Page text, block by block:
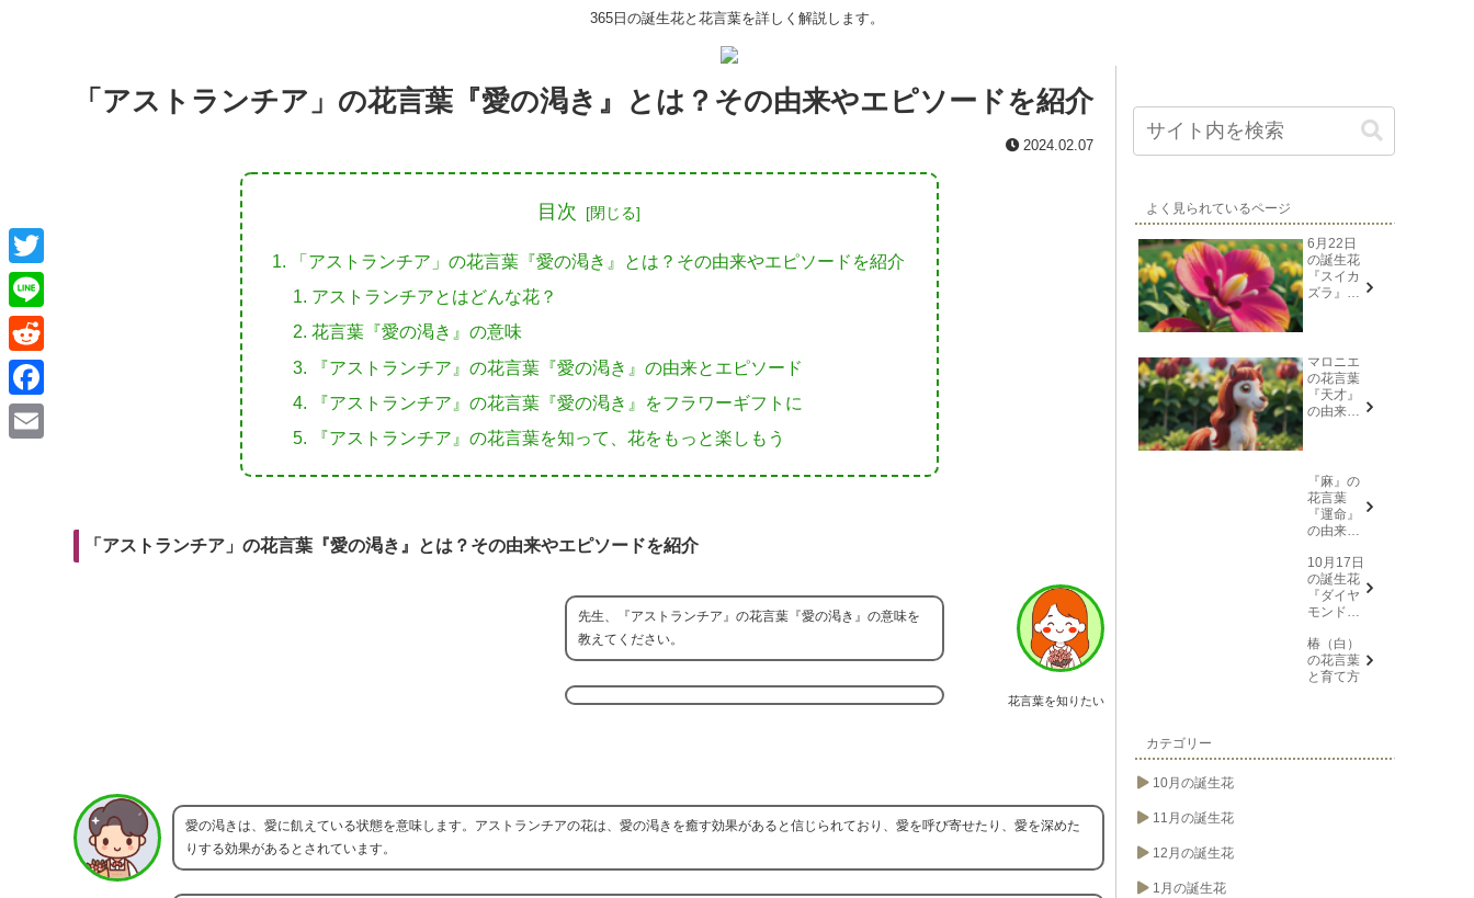
365日の誕生花と花言葉を詳しく解説します。
「アストランチア」の花言葉『愛の渇き』とは？その由来やエピソードを紹介
2024.02.07
目次
「アストランチア」の花言葉『愛の渇き』とは？その由来やエピソードを紹介
アストランチアとはどんな花？
花言葉『愛の渇き』の意味
『アストランチア』の花言葉『愛の渇き』の由来とエピソード
『アストランチア』の花言葉『愛の渇き』をフラワーギフトに
『アストランチア』の花言葉を知って、花をもっと楽しもう
「アストランチア」の花言葉『愛の渇き』とは？その由来やエピソードを紹介
花言葉を知りたい
先生、『アストランチア』の花言葉『愛の渇き』の意味を
教えてください。
愛の渇きは、愛に飢えている状態を意味します。アストランチアの花は、愛の渇きを癒す効果があると信じられており、愛を呼び寄せたり、愛を深めた
りする効果があるとされています。
よく見られているページ
6月22日
の誕生花
『スイカ
ズラ』花
マロニエ
の花言葉
『天才』
の由来と
『麻』の
花言葉
『運命』
の由来と
10月17日
の誕生花
『ダイヤ
モンドリ
葉→また
会う日を
楽しみ
椿（白）
の花言葉
と育て方
カテゴリー
10月の誕生花
11月の誕生花
12月の誕生花
1月の誕生花
T
w
i
t
L
i
n
e
R
e
d
F